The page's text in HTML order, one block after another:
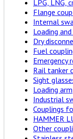
LPG, LNG,
Flange
Internal
Loading
Dry
Fuel
Emergency
Rail tanker
Sight
Loading arm
Industrial
Couplings
HAMMER
Other